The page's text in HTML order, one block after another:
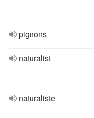
pignons
naturalist
naturaliste